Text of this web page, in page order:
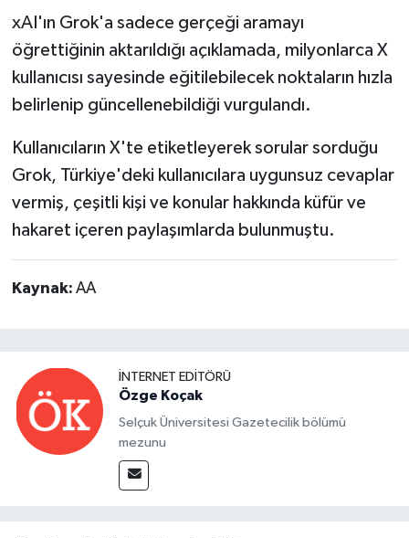
xAI'ın Grok'a sadece gerçeği aramayı
öğrettiğinin aktarıldığı açıklamada, milyonlarca X
kullanıcısı sayesinde eğitilebilecek noktaların hızla
belirlenip güncellenebildiği vurgulandı.
Kullanıcıların X'te etiketleyerek sorular sorduğu
Grok, Türkiye'deki kullanıcılara uygunsuz cevaplar
vermiş, çeşitli kişi ve konular hakkında küfür ve
hakaret içeren paylaşımlarda bulunmuştu.
Kaynak: AA
İNTERNET EDITÖRÜ
Özge Koçak
Selçuk Üniversitesi Gazetecilik bölümü
mezunu